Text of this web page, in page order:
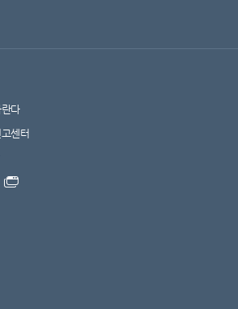
다
센터